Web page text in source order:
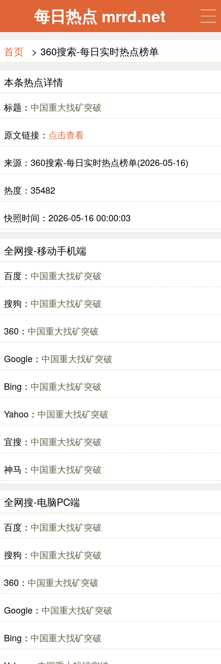
每日热点 mrrd.net
首页 > 360搜索-每日实时热点榜单
本条热点详情
标题： 中国重大找矿突破
原文链接： 点击查看
来源：360搜索-每日实时热点榜单(2026-05-16)
热度：35482
快照时间：2026-05-16 00:00:03
全网搜-移动手机端
百度： 中国重大找矿突破
搜狗： 中国重大找矿突破
360： 中国重大找矿突破
Google： 中国重大找矿突破
Bing： 中国重大找矿突破
Yahoo： 中国重大找矿突破
宜搜： 中国重大找矿突破
神马： 中国重大找矿突破
全网搜-电脑PC端
百度： 中国重大找矿突破
搜狗： 中国重大找矿突破
360： 中国重大找矿突破
Google： 中国重大找矿突破
Bing： 中国重大找矿突破